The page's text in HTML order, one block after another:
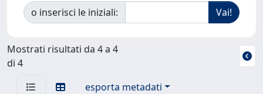
o inserisci le iniziali:
Mostrati risultati da 4 a 4
di 4
esporta metadati